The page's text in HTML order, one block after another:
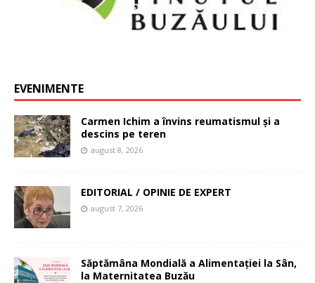
EVENIMENTE
Carmen Ichim a învins reumatismul și a
descins pe teren
august 8, 2026
EDITORIAL / OPINIE DE EXPERT
august 7, 2026
Săptămâna Mondială a Alimentației la Sân,
la Maternitatea Buzău